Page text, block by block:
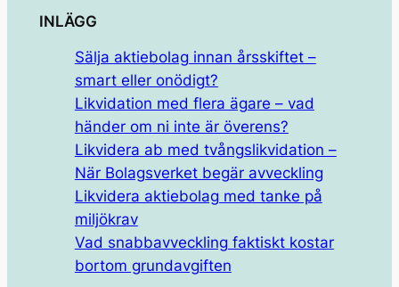
INLÄGG
Sälja aktiebolag innan årsskiftet –
smart eller onödigt?
Likvidation med flera ägare – vad
händer om ni inte är överens?
Likvidera ab med tvångslikvidation –
När Bolagsverket begär avveckling
Likvidera aktiebolag med tanke på
miljökrav
Vad snabbavveckling faktiskt kostar
bortom grundavgiften